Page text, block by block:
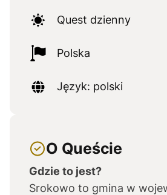
Quest dzienny
Polska
Język: polski
O Queście
Gdzie to jest?
Srokowo to gmina w